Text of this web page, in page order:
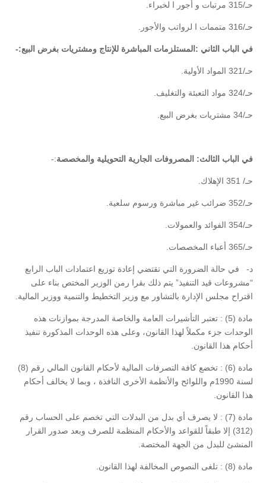
حـ/315 مرتبات و أجور ا لخبراء.
حـ/316 متممات ا لرواتب والأجور.
في الباب الثاني :المستلزمات المباشرة للإنتاج ومشتريات بغرض البيع:-
حـ/321 المواد الأولية.
حـ/324 مواد التعبئة والتغليف.
حـ/34 مشتريات بغرض البيع.
في الباب الثالث: المصروفات الجارية التحويلية والمخصصة:-
حـ/ 351 الإهلاك.
حـ/352 ضرائب غير مباشرة ورسوم سلعية.
حـ/354 الفوائد والعمولات.
حـ/365 أعباء المخصصات.
د- في حالة الضرورة التي تقتضي إعادة توزيع اعتمادات الباب الرابع
“مشروعات قيد التنفيذ” يتم ذلك بقرا رمن الوزير المختص بناء على
اقتراح مجلس الإدارة بالتشاور مع وزير التخطيط والتنمية ووزير المالية.
مادة (5) : تعتبر التأشيرات العامة والخاصة المدرجة بموازنات هذه
الوحدات جزء مكملاً لهذا القانون، وعلى هذه الوحدات المذكورة تنفيذ
أحكام هذا القانون.
مادة (6) : تخضع كافة التصرفات المالية لأحكام القانون المالي رقم (8)
لسنة 1990م واللوائح والأنظمة الأخرى النافذة ، وبما لا يخالف أحكام
هذا القانون.
مادة (7) : لا يصرف أي بدل من البدلات التي تخصم على الحساب رقم
(312) إلا طبقاً للقواعد والأحكام المنظمة للصرف وبعد صدور القرار
المنشئ للبدل من الجهة المختصة.
مادة (8) : تلغى النصوص المخالفة لهذا القانون.